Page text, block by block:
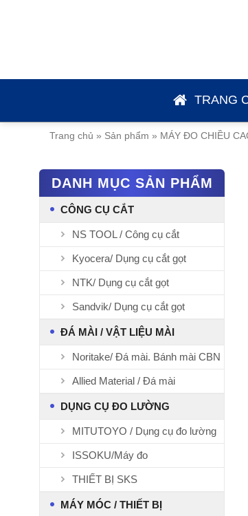
TRANG
Trang chủ » Sản phẩm » MÁY ĐO CHIỀU
DANH MỤC SẢN PHẨM
CÔNG CỤ CẮT
NS TOOL / Công cụ cắt
Kyocera/ Dụng cụ cắt gọt
NTK/ Dụng cụ cắt gọt
Sandvik/ Dụng cụ cắt gọt
ĐÁ MÀI / VẬT LIỆU MÀI
Noritake/ Đá mài. Bánh mài CBN
Allied Material / Đá mài
DỤNG CỤ ĐO LƯỜNG
MITUTOYO / Dụng cụ đo lường
ISSOKU/Máy đo
THIẾT BỊ SKS
MÁY MÓC / THIẾT BỊ